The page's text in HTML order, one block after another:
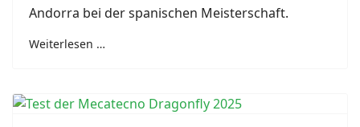
Andorra bei der spanischen Meisterschaft.
Weiterlesen …